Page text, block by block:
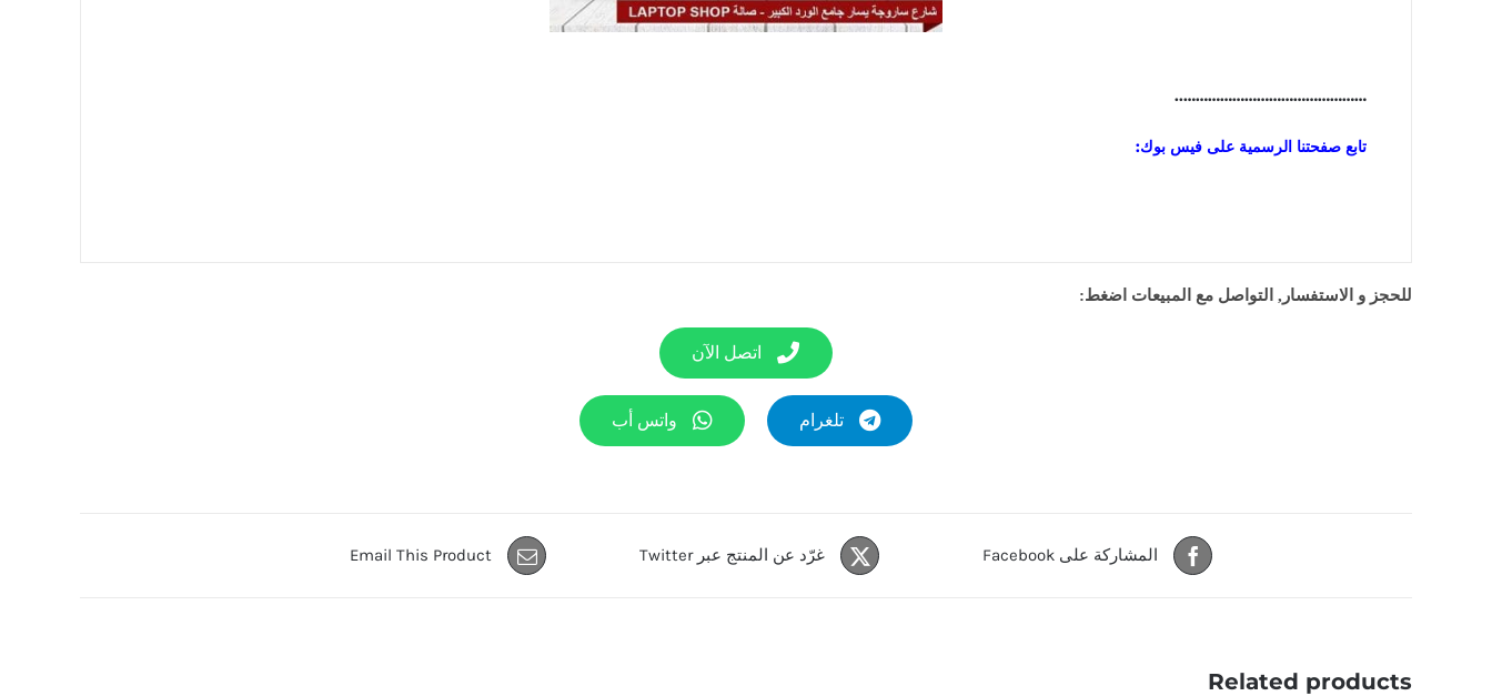
………………………………………..
تابع صفحتنا الرسمية على فيس بوك:
للحجز و الاستفسار, التواصل مع المبيعات اضغط:
اتصل الآن
تلغرام واتس أب
المشاركة على Facebook غرّد عن المنتج عبر Twitter Email This Product
Related products